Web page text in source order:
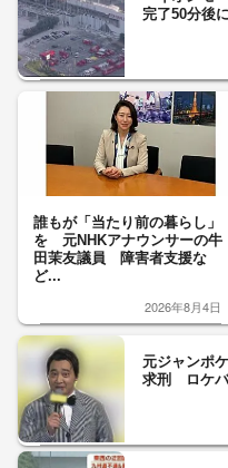
完了50分後
誰もが「当たり前の暮らし」
を 元NHKアナウンサーの牛
田茉友議員 障害者支援な
ど...
2026年8月4日
元ジャンポ
求刑 ロケ